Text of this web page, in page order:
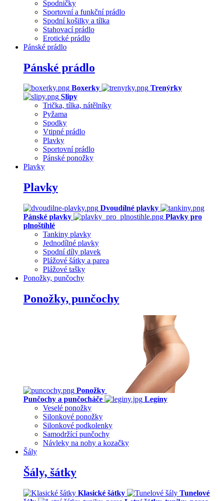
Spodničky
Sportovní a funkční prádlo
Spodní košilky a tílka
Stahovací prádlo
Erotické prádlo
Pánské prádlo
Pánské prádlo
Boxerky
Trenýrky
Slipy
Trička, tílka, nátělníky
Pyžama
Spodky
Vtipné prádlo
Plavky
Sportovní prádlo
Pánské ponožky
Plavky
Plavky
Dvoudílné plavky
Pánské plavky
Plavky pro
plnoštíhlé
Tankiny plavky
Jednodílné plavky
Spodní díly plavek
Plážové šátky a parea
Plážové tašky
Ponožky, punčochy
Ponožky, punčochy
Ponožky
Punčochy a punčocháče
Legíny
Veselé ponožky
Silonkové ponožky
Silonkové podkolenky
Samodržící punčochy
Návleky na nohy a kozačky
Šály
Šály, šátky
Klasické šátky
Tunelové